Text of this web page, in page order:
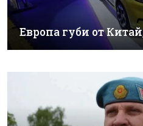
Европа губи от